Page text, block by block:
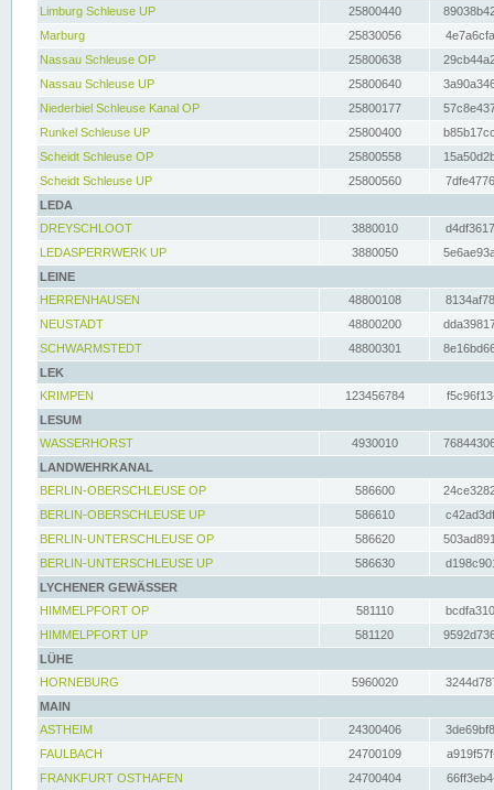
Limburg Schleuse UP
25800440
Marburg
25830056
Nassau Schleuse OP
25800638
Nassau Schleuse UP
25800640
Niederbiel Schleuse Kanal OP
25800177
Runkel Schleuse UP
25800400
Scheidt Schleuse OP
25800558
Scheidt Schleuse UP
25800560
LEDA
DREYSCHLOOT
3880010
LEDASPERRWERK UP
3880050
LEINE
HERRENHAUSEN
48800108
NEUSTADT
48800200
SCHWARMSTEDT
48800301
LEK
KRIMPEN
123456784
LESUM
WASSERHORST
4930010
LANDWEHRKANAL
BERLIN-OBERSCHLEUSE OP
586600
BERLIN-OBERSCHLEUSE UP
586610
BERLIN-UNTERSCHLEUSE OP
586620
BERLIN-UNTERSCHLEUSE UP
586630
LYCHENER GEWÄSSER
HIMMELPFORT OP
581110
HIMMELPFORT UP
581120
LÜHE
HORNEBURG
5960020
MAIN
ASTHEIM
24300406
FAULBACH
24700109
FRANKFURT OSTHAFEN
24700404